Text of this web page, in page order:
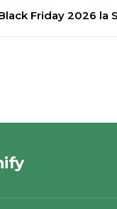
Friday 2026 la